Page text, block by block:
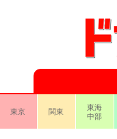
東京 関東
東海
中部